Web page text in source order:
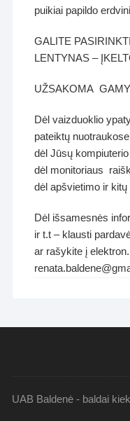
puikiai papildo
GALITE
LENTYNAS –
UŽSAKOMA
Dėl vaizduoklio
pateiktų
dėl Jūsų
dėl monitoriaus
dėl apšvietimo ir kitų
Dėl išsamesnės
ir t.t – klausti
ar rašykite į
UAB Baldenė - baldai